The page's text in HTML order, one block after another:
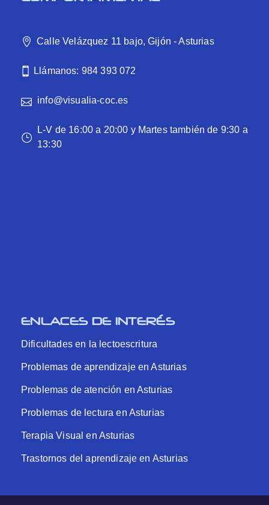
Calle Velázquez 11 bajo, Gijón - Asturias
Llámanos: 984 393 072
info@visualia-coc.es
L-V de 16:00 a 20:00 y Martes también de 9:30 a
13:30
ENLACES DE INTERÉS
Dificultades en la lectoescritura
Problemas de aprendizaje en Asturias
Problemas de atención en Asturias
Problemas de lectura en Asturias
Terapia Visual en Asturias
Trastornos del aprendizaje en Asturias